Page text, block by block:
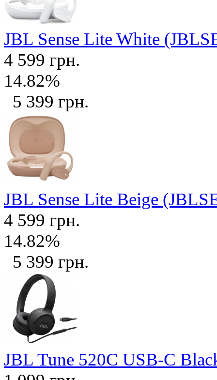
JBL Sense Lite White
4 599 грн.
14.82%
5 399 грн.
JBL Sense Lite Beige
4 599 грн.
14.82%
5 399 грн.
JBL Tune 520C USB-C